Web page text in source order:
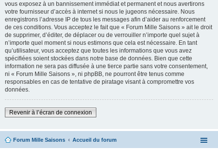
vous exposez à un bannissement immédiat et permanent et nous avertirons
votre fournisseur d’accès à internet si nous le jugeons nécessaire. Nous
enregistrons l’adresse IP de tous les messages afin d’aider au renforcement
de ces conditions. Vous acceptez le fait que « Forum Mille Saisons » ait le droit
de supprimer, d’éditer, de déplacer ou de verrouiller n’importe quel sujet à
n’importe quel moment si nous estimons que cela est nécessaire. En tant
qu’utilisateur, vous acceptez que toutes les informations que vous avez
spécifiées soient stockées dans notre base de données. Bien que cette
information ne sera pas diffusée à une tierce partie sans votre consentement,
ni « Forum Mille Saisons », ni phpBB, ne pourront être tenus comme
responsables en cas de tentative de piratage visant à compromettre vos
données.
Revenir à l’écran de connexion
Forum Mille Saisons Accueil du forum